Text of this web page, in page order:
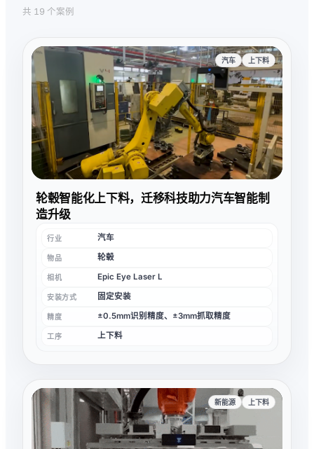
共 19 个案例
汽车 上下料
轮毂智能化上下料，迁移科技助力汽车智能制
造升级
行业 汽车
物品 轮毂
相机 Epic Eye Laser L
安装方式 固定安装
精度 ±0.5mm识别精度、±3mm抓取精度
工序 上下料
新能源 上下料